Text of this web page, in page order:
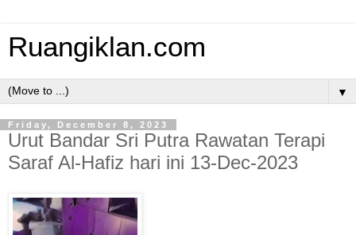
Ruangiklan.com
▼
Friday, December 8, 2023
Urut Bandar Sri Putra Rawatan Terapi
Saraf Al-Hafiz hari ini 13-Dec-2023